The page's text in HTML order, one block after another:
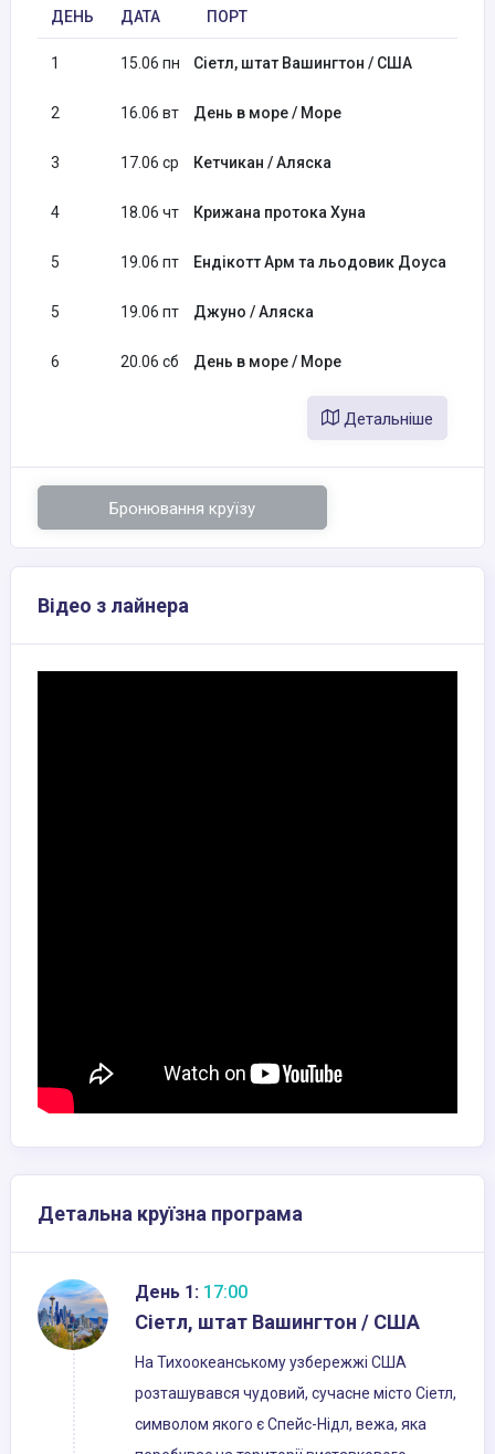
ДЕНЬ ДАТА ПОРТ
1 15.06 пн Сіетл, штат Вашингтон / США
2 16.06 вт День в море / Море
3 17.06 ср Кетчикан / Аляска
4 18.06 чт Крижана протока Хуна
5 19.06 пт Ендікотт Арм та льодовик Доуса
5 19.06 пт Джуно / Аляска
6 20.06 сб День в море / Море
Детальніше
Бронювання круїзу
Відео з лайнера
Детальна круїзна програма
День 1: 17:00
Сіетл, штат Вашингтон / США
На Тихоокеанському узбережжі США
розташувався чудовий, сучасне місто Сіетл,
символом якого є Спейс-Нідл, вежа, яка